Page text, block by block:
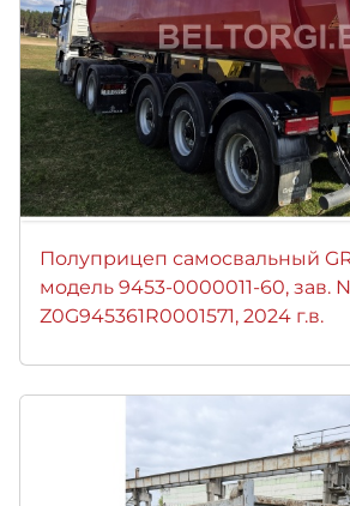
Полуприцеп самосвальный
модель 9453-0000011-60, зав.
Z0G945361R0001571, 2024 г.в.